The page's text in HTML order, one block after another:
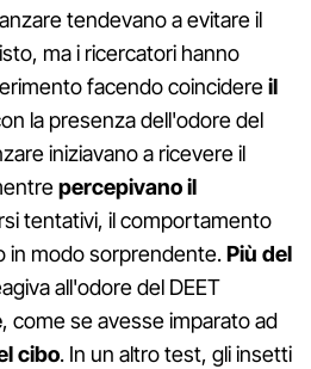
tendevano a evitare il
ma i ricercatori hanno
facendo coincidereil
la presenza dell'odore del
iniziavano a ricevere il
percepivano il
tentativi, il comportamento
in modo sorprendente.Più del
all'odore del DEET
, come se avesse imparato ad
cibo. In un altro test, gli insetti